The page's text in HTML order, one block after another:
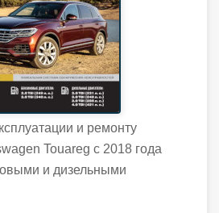
и ремонту
Touareg с 2018 года
и дизельными